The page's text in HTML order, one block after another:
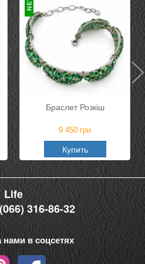
Браслет Розкіш
9 450 грн
Купить
Life
316-86-32
нами в соцсетях